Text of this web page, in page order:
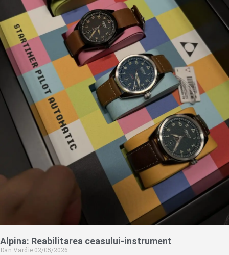
Alpina: Reabilitarea ceasului-instrument
Dan Vardie 02/05/2026